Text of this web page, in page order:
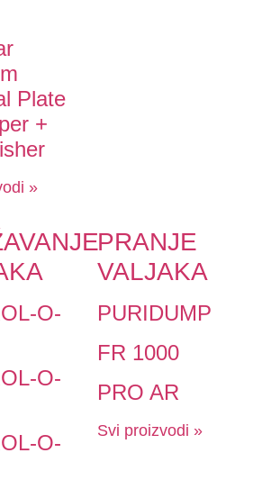
Plate
+
»
O-
O-
O-
PRANJE
VALJAKA
PURIDUMP
FR 1000
PRO AR
Svi proizvodi »